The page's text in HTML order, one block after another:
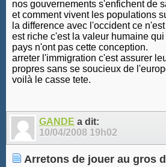
nos gouvernements s'enfichent de
et comment vivent les populations
la difference avec l'occident ce
est riche c'est la valeur humaine
pays n'ont pas cette conception.
arreter l'immigration c'est assurer
propres sans se soucieux de
voilà le casse tete.
GANDE a dit:
10/04/2008 19h02
Arretons de jouer au gros